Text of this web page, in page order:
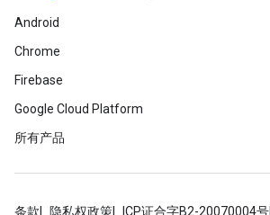
Android
Chrome
Firebase
Google Cloud Platform
所有产品
条款 隐私权政策 ICP证合字B2-20070004号